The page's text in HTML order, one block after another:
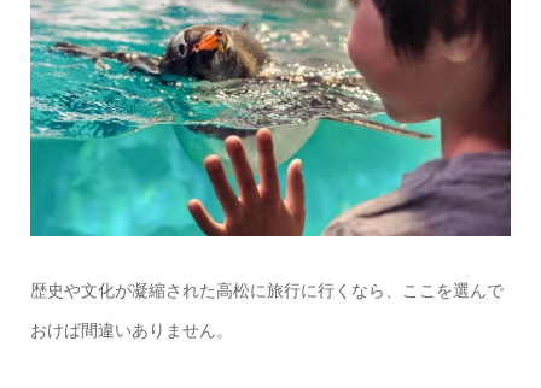
歴史や文化が凝縮された高松に旅行に行くなら、ここを選んで
おけば間違いありません。